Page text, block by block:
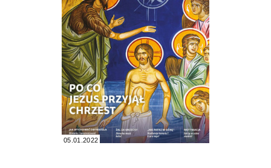
05.01.2022